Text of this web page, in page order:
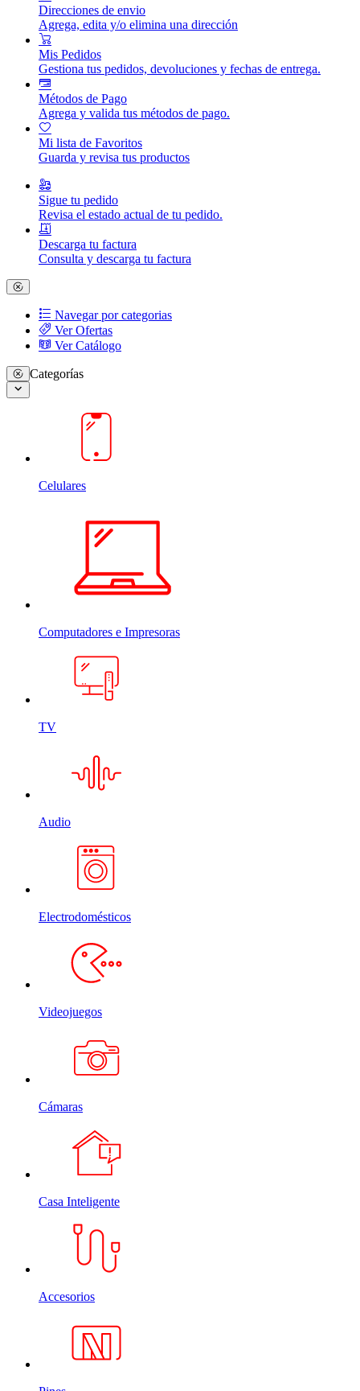
Direcciones de envio
Agrega, edita y/o elimina una dirección
Mis Pedidos
Gestiona tus pedidos, devoluciones y fechas de entrega.
Métodos de Pago
Agrega y valida tus métodos de pago.
Mi lista de Favoritos
Guarda y revisa tus productos
Sigue tu pedido
Revisa el estado actual de tu pedido.
Descarga tu factura
Consulta y descarga tu factura
Navegar por categorias
Ver Ofertas
Ver Catálogo
Categorías
Celulares
Computadores e Impresoras
TV
Audio
Electrodomésticos
Videojuegos
Cámaras
Casa Inteligente
Accesorios